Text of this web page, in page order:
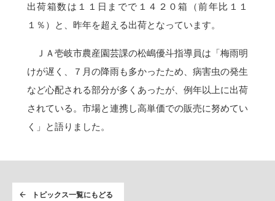
出荷箱数は１１日までで１４２０箱（前年比１１
１％）と、昨年を超える出荷となっています。
ＪＡ壱岐市農産園芸課の松嶋優斗指導員は「梅雨明
けが遅く、７月の降雨も多かったため、病害虫の発生
など心配される部分が多くあったが、例年以上に出荷
されている。市場と連携し高単価での販売に努めてい
く」と語りました。
トピックス一覧にもどる